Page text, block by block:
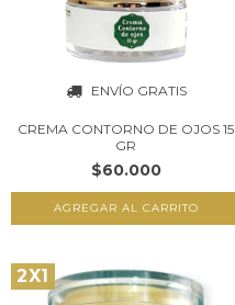
ENVÍO GRATIS
CREMA CONTORNO DE OJOS 15
GR
$60.000
2X1